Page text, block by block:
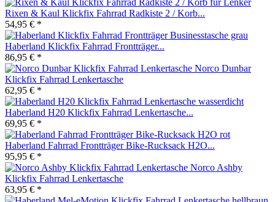
Rixen & Kaul Klickfix Fahrrad Radkiste 2 / Korb...
54,95 € *
Haberland Klickfix Fahrrad Frontträger...
86,95 € *
Norco Dunbar
Klickfix Fahrrad Lenkertasche
62,95 € *
Haberland H20 Klickfix Fahrrad Lenkertasche...
69,95 € *
Haberland Fahrrad Frontträger Bike-Rucksack H2O...
95,95 € *
Norco Ashby
Klickfix Fahrrad Lenkertasche
63,95 € *